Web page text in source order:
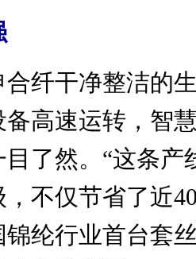
干净整洁的生
备高速运转，智
了然。“这条产
不仅节省了近
纶行业首台套